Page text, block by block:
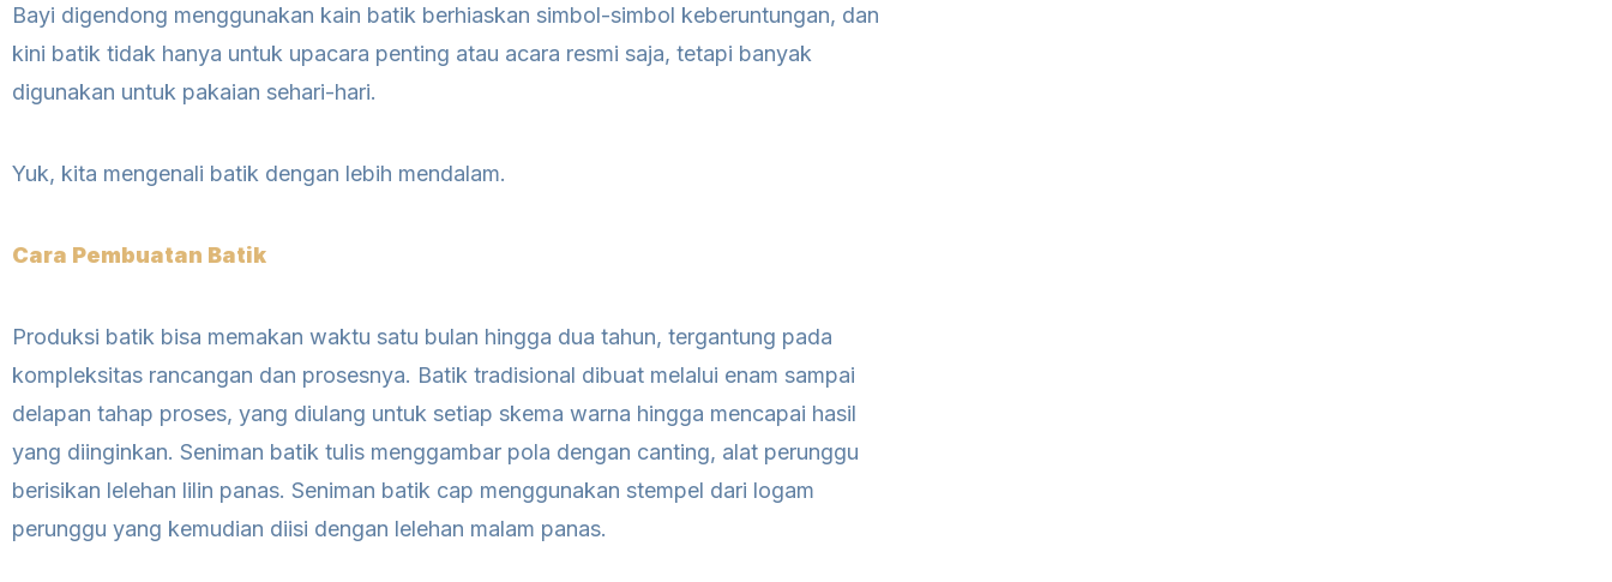
Bayi digendong menggunakan kain batik berhiaskan simbol-simbol keberuntungan, dan
kini batik tidak hanya untuk upacara penting atau acara resmi saja, tetapi banyak
digunakan untuk pakaian sehari-hari.
Yuk, kita mengenali batik dengan lebih mendalam.
Cara Pembuatan Batik
Produksi batik bisa memakan waktu satu bulan hingga dua tahun, tergantung pada
kompleksitas rancangan dan prosesnya. Batik tradisional dibuat melalui enam sampai
delapan tahap proses, yang diulang untuk setiap skema warna hingga mencapai hasil
yang diinginkan. Seniman batik tulis menggambar pola dengan canting, alat perunggu
berisikan lelehan lilin panas. Seniman batik cap menggunakan stempel dari logam
perunggu yang kemudian diisi dengan lelehan malam panas.